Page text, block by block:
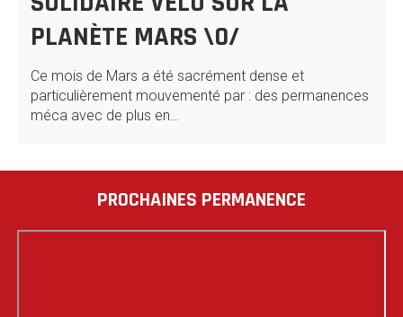
PLANÈTE MARS \0/
Ce mois de Mars a été sacrément dense et
particulièrement mouvementé par : des permanences
méca avec de plus en…
PROCHAINES PERMANENCE